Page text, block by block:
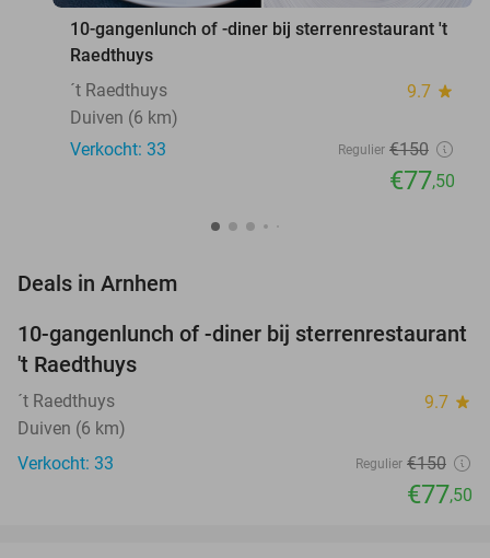
10-gangenlunch of -diner bij sterrenrestaurant 't
Raedthuys
´t Raedthuys
9.7 star
Duiven (6 km)
Verkocht: 33
Regulier €150
€77,50
Deals in Arnhem
48%
NEW
TODAY
10-gangenlunch of -diner bij sterrenrestaurant
't Raedthuys
´t Raedthuys 9.7 star
Duiven (6 km)
Verkocht: 33
Regulier €150
€77,50